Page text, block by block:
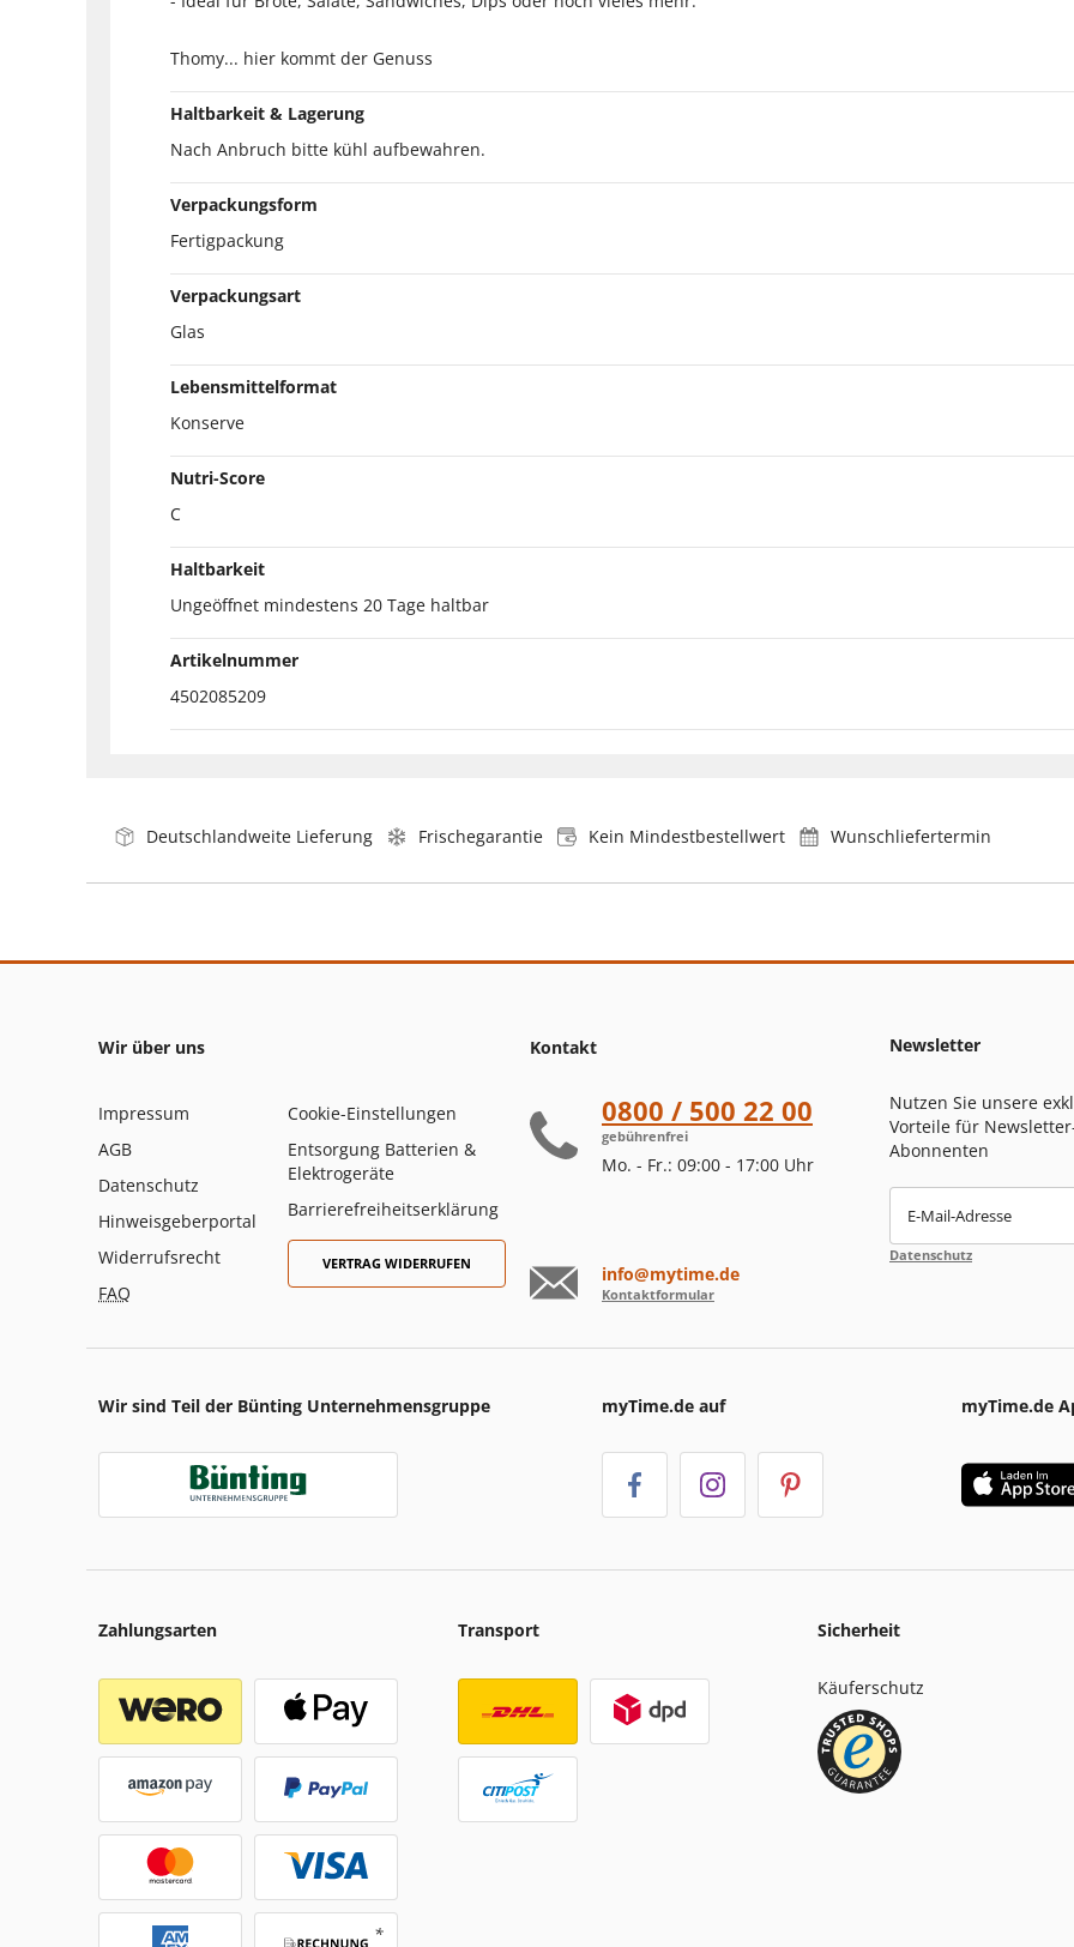
Thomy... hier kommt der Genuss
Haltbarkeit & Lagerung
Nach Anbruch bitte kühl aufbewahren.
Verpackungsform
Fertigpackung
Verpackungsart
Glas
Lebensmittelformat
Konserve
Nutri-Score
C
Haltbarkeit
Ungeöffnet mindestens 20 Tage haltbar
Artikelnummer
4502085209
Deutschlandweite Lieferung Frischegarantie Kein Mindestbestellwert Wunschliefertermin
Wir über uns
Impressum
AGB
Datenschutz
Hinweisgeberportal
Widerrufsrecht
FAQ
Cookie-Einstellungen
Entsorgung Batterien &
Elektrogeräte
Barrierefreiheitserklärung
VERTRAG WIDERRUFEN
Kontakt
0800 / 500 22 00
gebührenfrei
Mo. - Fr.: 09:00 - 17:00 Uhr
info@mytime.de
Kontaktformular
Newsletter
Nutzen Sie unsere
Vorteile für
Abonnenten
E-Mail-Adresse
Datenschutz
Wir sind Teil der Bünting Unternehmensgruppe myTime.de auf myTime.de
Zahlungsarten Transport Sicherheit
Käuferschutz